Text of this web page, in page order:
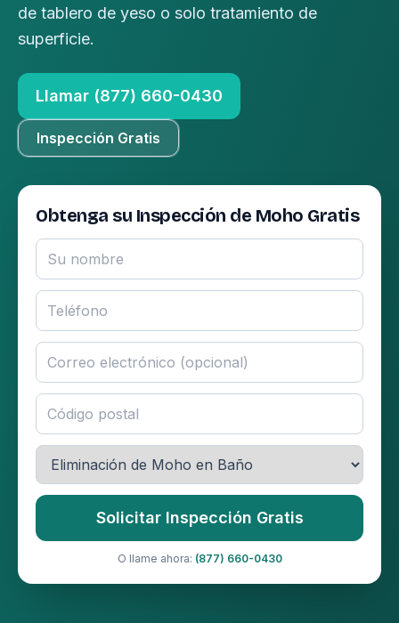
de tablero de yeso o solo tratamiento de
superficie.
Llamar (877) 660-0430
Inspección Gratis
Obtenga su Inspección de Moho Gratis
Solicitar Inspección Gratis
O llame ahora: (877) 660-0430